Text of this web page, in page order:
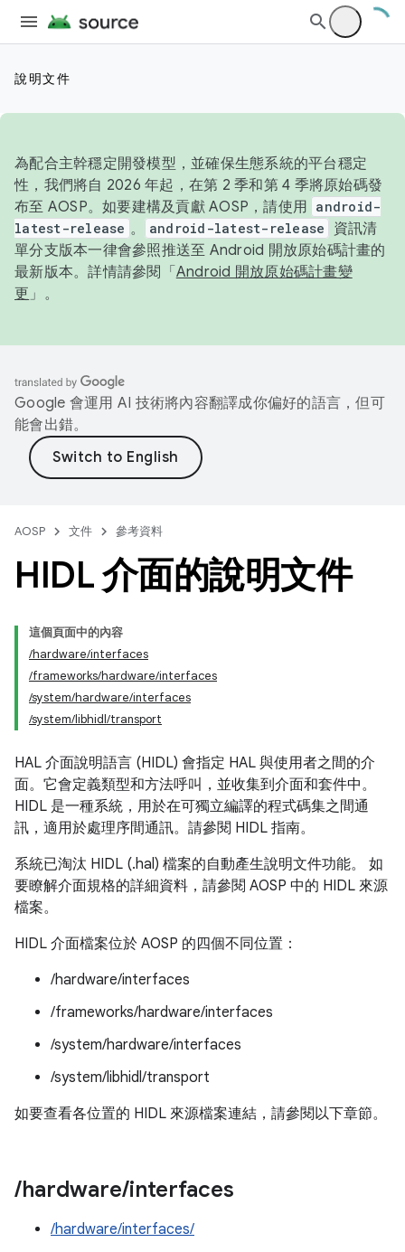
說明文件
為配合主幹穩定開發模型，並確保生態系統的平台穩定
性，我們將自 2026 年起，在第 2 季和第 4 季將原始碼發
布至 AOSP。如要建構及貢獻 AOSP，請使用 android-
latest-release 。 android-latest-release
資訊清
單分支版本一律會參照推送至 Android 開放原始碼計畫的
最新版本。詳情請參閱「 Android 開放原始碼計畫變
更 」。
Google 會運用 AI 技術將內容翻譯成你偏好的語言，但可
能會出錯。
AOSP 文件 參考資料
HIDL 介面的說明文件
這個頁面中的內容
/hardware/interfaces
/frameworks/hardware/interfaces
/system/hardware/interfaces
/system/libhidl/transport
HAL 介面說明語言 (HIDL) 會指定 HAL 與使用者之間的介
面。它會定義類型和方法呼叫，並收集到介面和套件中。
HIDL 是一種系統，用於在可獨立編譯的程式碼集之間通
訊，適用於處理序間通訊。請參閱 HIDL 指南。
系統已淘汰 HIDL (.hal) 檔案的自動產生說明文件功能。 如
要瞭解介面規格的詳細資料，請參閱 AOSP 中的 HIDL 來源
檔案。
HIDL 介面檔案位於 AOSP 的四個不同位置：
/hardware/interfaces
/frameworks/hardware/interfaces
/system/hardware/interfaces
/system/libhidl/transport
如要查看各位置的 HIDL 來源檔案連結，請參閱以下章節。
/hardware/interfaces
/hardware/interfaces/